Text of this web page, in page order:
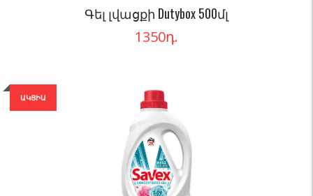
Գել լվացքի Dutybox 500մլ
1350դ.
ԱԿՑԻԱ